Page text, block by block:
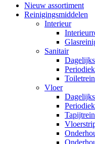
Nieuw assortiment
Reinigingsmiddelen
Interieur
Sanitair
Vloer